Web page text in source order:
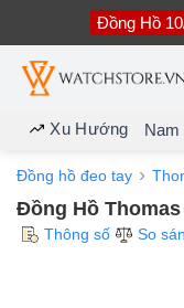
nội
dung
Đồng Hồ
Xu Hướng Nam
Đồng hồ đeo tay
Đồng Hồ Thomas
Thông số So